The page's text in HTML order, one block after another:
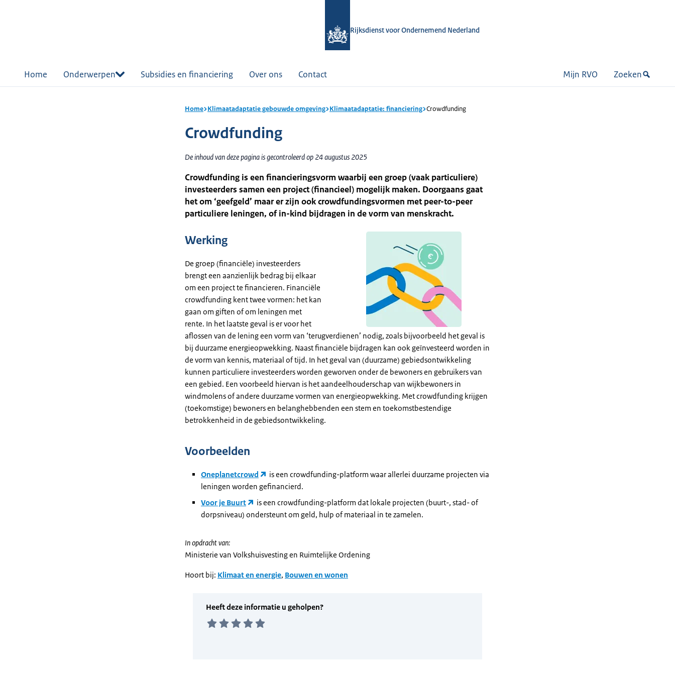
Rijksdienst voor Ondernemend Nederland
Home Onderwerpen Subsidies en financiering Over ons Contact Mijn RVO Zoeken
Home Klimaatadaptatie gebouwde omgeving Klimaatadaptatie: financiering Crowdfunding
Crowdfunding
De inhoud van deze pagina is gecontroleerd op 24 augustus 2025
Crowdfunding is een financieringsvorm waarbij een groep (vaak particuliere)
investeerders samen een project (financieel) mogelijk maken. Doorgaans gaat
het om ‘geefgeld’ maar er zijn ook crowdfundingsvormen met peer-to-peer
particuliere leningen, of in-kind bijdragen in de vorm van menskracht.
Werking
De groep (financiële) investeerders
brengt een aanzienlijk bedrag bij elkaar
om een project te financieren. Financiële
crowdfunding kent twee vormen: het kan
gaan om giften of om leningen met
rente. In het laatste geval is er voor het
aflossen van de lening een vorm van ‘terugverdienen’ nodig, zoals bijvoorbeeld het geval is
bij duurzame energieopwekking. Naast financiële bijdragen kan ook geïnvesteerd worden in
de vorm van kennis, materiaal of tijd. In het geval van (duurzame) gebiedsontwikkeling
kunnen particuliere investeerders worden geworven onder de bewoners en gebruikers van
een gebied. Een voorbeeld hiervan is het aandeelhouderschap van wijkbewoners in
windmolens of andere duurzame vormen van energieopwekking. Met crowdfunding krijgen
(toekomstige) bewoners en belanghebbenden een stem en toekomstbestendige
betrokkenheid in de gebiedsontwikkeling.
Voorbeelden
Oneplanetcrowd
is een crowdfunding-platform waar allerlei duurzame projecten via
leningen worden gefinancierd.
Voor je Buurt
is een crowdfunding-platform dat lokale projecten (buurt-, stad- of
dorpsniveau) ondersteunt om geld, hulp of materiaal in te zamelen.
In opdracht van:
Ministerie van Volkshuisvesting en Ruimtelijke Ordening
Hoort bij: Klimaat en energie, Bouwen en wonen